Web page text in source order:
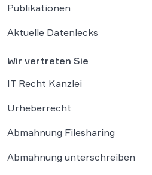
Publikationen
Aktuelle Datenlecks
Wir vertreten Sie
IT Recht Kanzlei
Urheberrecht
Abmahnung Filesharing
Abmahnung unterschreiben